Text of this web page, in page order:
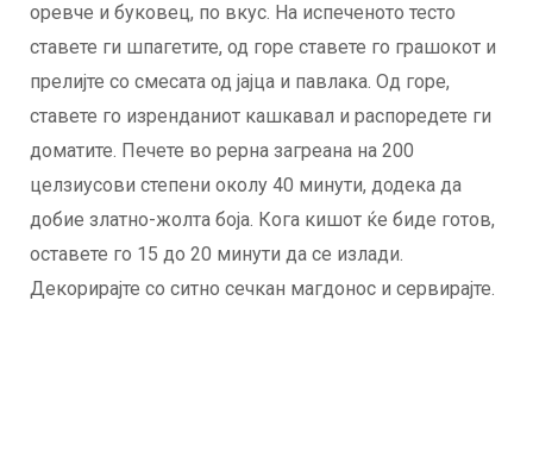
оревче и буковец, по вкус. На испеченото тесто
ставете ги шпагетите, од горе ставете го грашокот и
прелијте со смесата од јајца и павлака. Од горе,
ставете го изренданиот кашкавал и распоредете ги
доматите. Печете во рерна загреана на 200
целзиусови степени околу 40 минути, додека да
добие златно-жолта боја. Кога кишот ќе биде готов,
оставете го 15 до 20 минути да се излади.
Декорирајте со ситно сечкан магдонос и сервирајте.